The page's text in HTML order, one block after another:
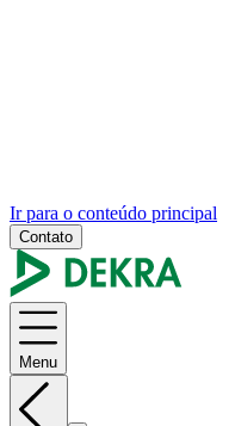
Ir para o conteúdo principal
Contato
Menu